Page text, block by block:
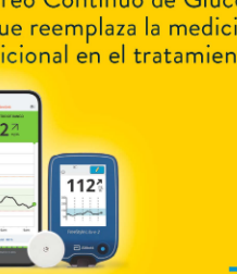
más
con parsol MCX+asoc.
deNeo-Dermos